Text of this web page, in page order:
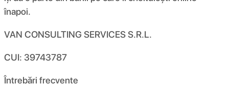
înapoi.
VAN CONSULTING SERVICES S.R.L.
CUI: 39743787
Întrebări frecvente